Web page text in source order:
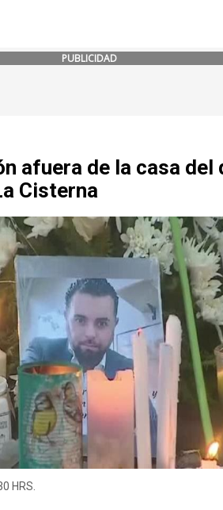
PUBLICIDAD
afuera de la casa
Cisterna
HRS.